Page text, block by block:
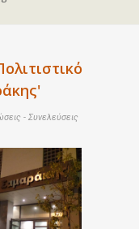
- Συνελεύσεις